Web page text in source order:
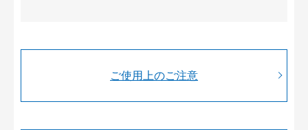
ご使用上のご注意